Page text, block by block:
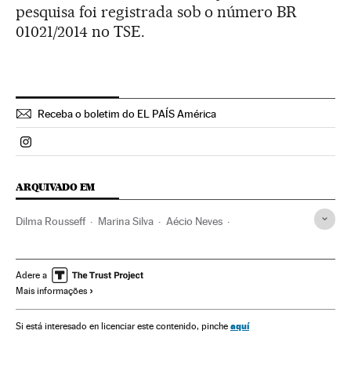
pesquisa foi registrada sob o número BR
01021/2014 no TSE.
Receba o boletim do EL PAÍS América
Politica El País Brasil en Instagram
ARQUIVADO EM
Dilma Rousseff Marina Silva Aécio Neves
Eleições presidenciais Brasil
América do Sul
Governo Brasil América Governo
Adere a
Mais informações
Si está interesado en licenciar este contenido, pinche aquí